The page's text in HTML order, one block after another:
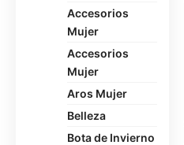
Accesorios
Mujer
Accesorios
Mujer
Aros Mujer
Belleza
Bota de Invierno